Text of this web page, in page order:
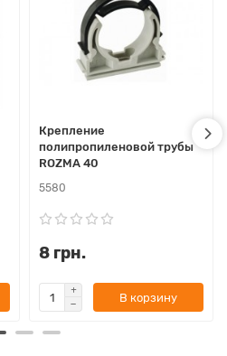
Крепление
полипропиленовой трубы
ROZMA 40
5580
8 грн.
В корзину